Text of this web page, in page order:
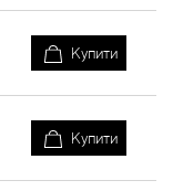
Купити
Купити